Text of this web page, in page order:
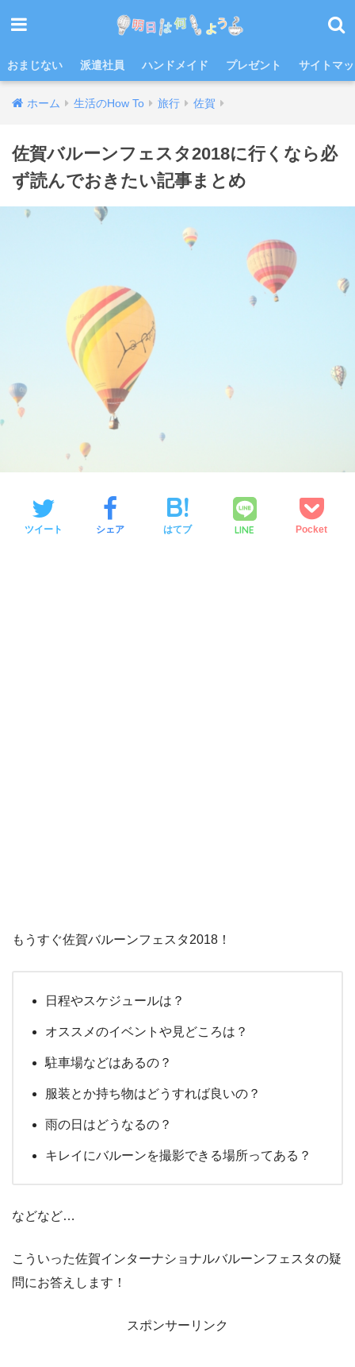
おまじない 派遣社員 ハンドメイド プレゼント サイトマ
ホーム 生活のHow To 旅行 佐賀
佐賀バルーンフェスタ2018に行くなら必
ず読んでおきたい記事まとめ
ツイート シェア はてブ LINE Pocket
もうすぐ佐賀バルーンフェスタ2018！
日程やスケジュールは？
オススメのイベントや見どころは？
駐車場などはあるの？
服装とか持ち物はどうすれば良いの？
雨の日はどうなるの？
キレイにバルーンを撮影できる場所ってある？
などなど…
こういった佐賀インターナショナルバルーンフェスタの疑
問にお答えします！
スポンサーリンク